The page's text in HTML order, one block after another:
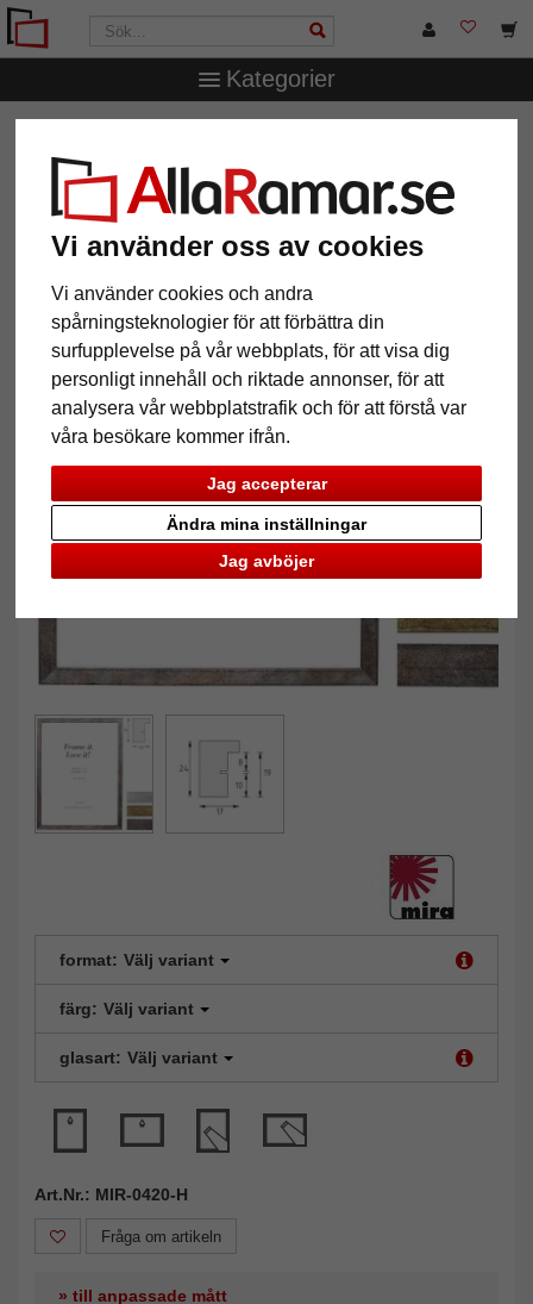
Vi använder oss av cookies
Vi använder cookies och andra
spårningsteknologier för att förbättra din
surfupplevelse på vår webbplats, för att visa dig
personligt innehåll och riktade annonser, för att
analysera vår webbplatstrafik och för att förstå var
våra besökare kommer ifrån.
Jag accepterar
Jag avböjer
Ändra mina inställningar
Kategorier
Träram Orbey
Tillbaka
format: Välj variant
färg: Välj variant
glasart: Välj variant
Art.Nr.: MIR-0420-H
Fråga om artikeln
» till anpassade mått